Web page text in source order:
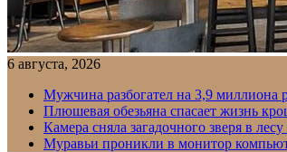
6 августа, 2026
Мужчина разбогател на 3,9 миллиона
Плюшевая обезьяна спасает жизнь
Камера сняла загадочного зверя в
Муравьи проникли в монитор